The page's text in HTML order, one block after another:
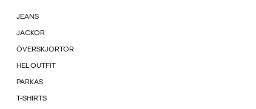
JEANS
JACKOR
ÖVERSKJORTOR
HEL OUTFIT
PARKAS
T-SHIRTS